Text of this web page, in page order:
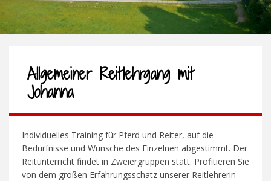
Allgemeiner Reitlehrgang mit
Johanna
Individuelles Training für Pferd und Reiter, auf die
Bedürfnisse und Wünsche des Einzelnen abgestimmt. Der
Reitunterricht findet in Zweiergruppen statt. Profitieren Sie
von dem großen Erfahrungsschatz unserer Reitlehrerin